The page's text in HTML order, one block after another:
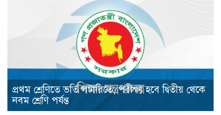
প্রথম শ্রেণিতে ভর্তি লটারিতে, পরীক্ষা হবে দ্বিতীয় থেকে
নবম শ্রেণি পর্যন্ত